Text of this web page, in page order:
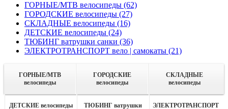
ГОРНЫЕ/MTB велосипеды (62)
ГОРОДСКИЕ велосипеды (27)
СКЛАДНЫЕ велосипеды (16)
ДЕТСКИЕ велосипеды (24)
ТЮБИНГ ватрушки санки (36)
ЭЛЕКТРОТРАНСПОРТ вело | самокаты (21)
ГОРНЫЕ/MTB
велосипеды
ГОРОДСКИЕ
велосипеды
СКЛАДНЫЕ
велосипеды
ДЕТСКИЕ велосипеды
ТЮБИНГ ватрушки
ЭЛЕКТРОТРАНСПОРТ